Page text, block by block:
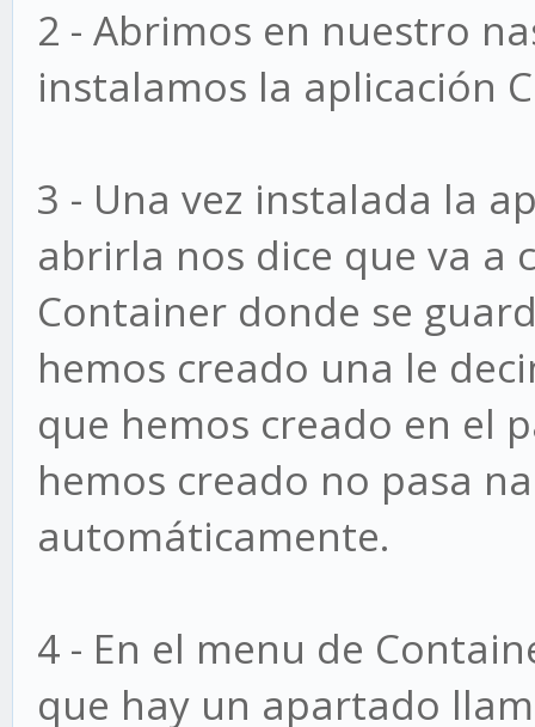
2 - Abrimos en nuestro
instalamos la aplicación
3 - Una vez instalada la
abrirla nos dice que va a
Container donde se
hemos creado una le
que hemos creado en el
hemos creado no pasa
automáticamente.
4 - En el menu de
que hay un apartado